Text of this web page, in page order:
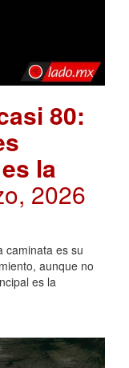
80:
la
2026
caminata es su
aunque no
es la